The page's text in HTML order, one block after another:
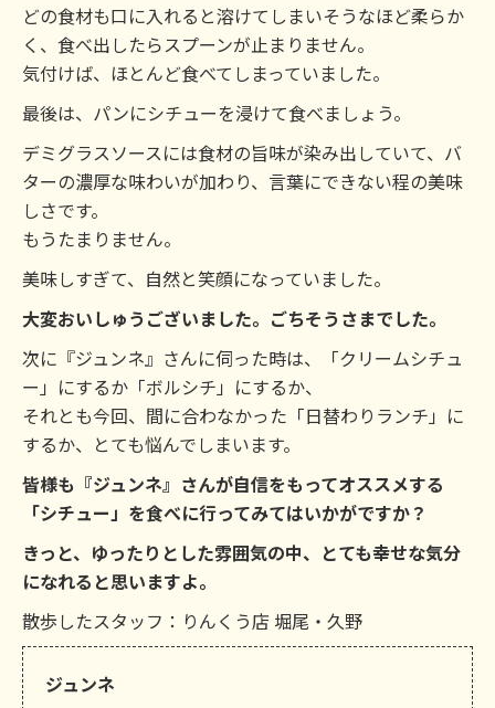
どの食材も口に入れると溶けてしまいそうなほど柔らか
く、食べ出したらスプーンが止まりません。
気付けば、ほとんど食べてしまっていました。
最後は、パンにシチューを浸けて食べましょう。
デミグラスソースには食材の旨味が染み出していて、バ
ターの濃厚な味わいが加わり、言葉にできない程の美味
しさです。
もうたまりません。
美味しすぎて、自然と笑顔になっていました。
大変おいしゅうございました。ごちそうさまでした。
次に『ジュンネ』さんに伺った時は、「クリームシチュ
ー」にするか「ボルシチ」にするか、
それとも今回、間に合わなかった「日替わりランチ」に
するか、とても悩んでしまいます。
皆様も『ジュンネ』さんが自信をもってオススメする
「シチュー」を食べに行ってみてはいかがですか？
きっと、ゆったりとした雰囲気の中、とても幸せな気分
になれると思いますよ。
散歩したスタッフ：りんくう店 堀尾・久野
ジュンネ